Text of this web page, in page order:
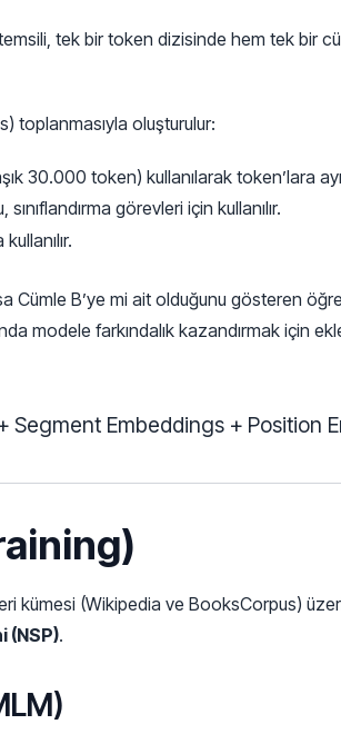
tek bir token dizisinde hem tek bir
toplanmasıyla oluşturulur:
30.000 token) kullanılarak token’lara
görevleri için kullanılır.
Cümle B’ye mi ait olduğunu gösteren
modele farkındalık kazandırmak için
\text{Giriş Temsili} =
Segment Embeddings + Position
kümesi (Wikipedia ve BooksCorpus)
(NSP).